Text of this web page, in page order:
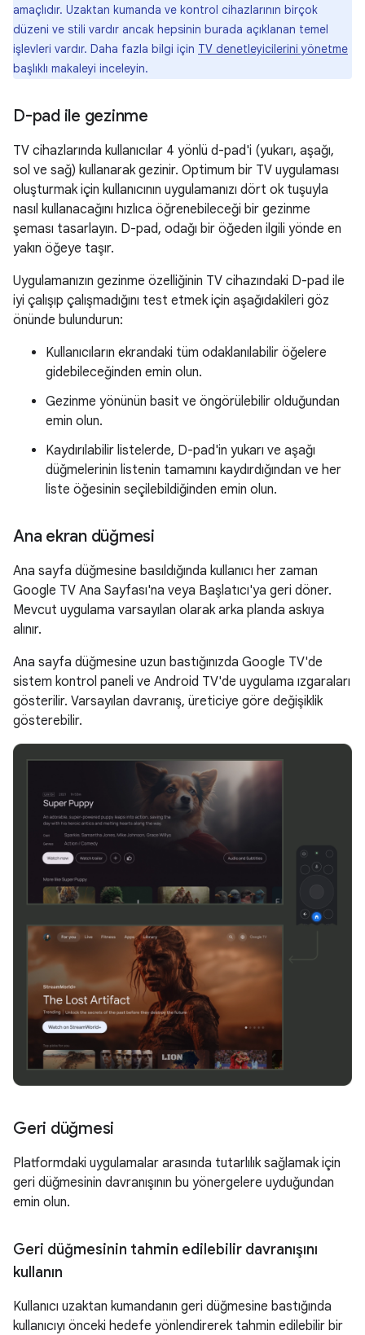
amaçlıdır. Uzaktan kumanda ve kontrol cihazlarının birçok
düzeni ve stili vardır ancak hepsinin burada açıklanan temel
işlevleri vardır. Daha fazla bilgi için TV denetleyicilerini yönetme
başlıklı makaleyi inceleyin.
D-pad ile gezinme
TV cihazlarında kullanıcılar 4 yönlü d-pad'i (yukarı, aşağı,
sol ve sağ) kullanarak gezinir. Optimum bir TV uygulaması
oluşturmak için kullanıcının uygulamanızı dört ok tuşuyla
nasıl kullanacağını hızlıca öğrenebileceği bir gezinme
şeması tasarlayın. D-pad, odağı bir öğeden ilgili yönde en
yakın öğeye taşır.
Uygulamanızın gezinme özelliğinin TV cihazındaki D-pad ile
iyi çalışıp çalışmadığını test etmek için aşağıdakileri göz
önünde bulundurun:
Kullanıcıların ekrandaki tüm odaklanılabilir öğelere
gidebileceğinden emin olun.
Gezinme yönünün basit ve öngörülebilir olduğundan
emin olun.
Kaydırılabilir listelerde, D-pad'in yukarı ve aşağı
düğmelerinin listenin tamamını kaydırdığından ve her
liste öğesinin seçilebildiğinden emin olun.
Ana ekran düğmesi
Ana sayfa düğmesine basıldığında kullanıcı her zaman
Google TV Ana Sayfası'na veya Başlatıcı'ya geri döner.
Mevcut uygulama varsayılan olarak arka planda askıya
alınır.
Ana sayfa düğmesine uzun bastığınızda Google TV'de
sistem kontrol paneli ve Android TV'de uygulama ızgaraları
gösterilir. Varsayılan davranış, üreticiye göre değişiklik
gösterebilir.
Geri düğmesi
Platformdaki uygulamalar arasında tutarlılık sağlamak için
geri düğmesinin davranışının bu yönergelere uyduğundan
emin olun.
Geri düğmesinin tahmin edilebilir davranışını
kullanın
Kullanıcı uzaktan kumandanın geri düğmesine bastığında
kullanıcıyı önceki hedefe yönlendirerek tahmin edilebilir bir